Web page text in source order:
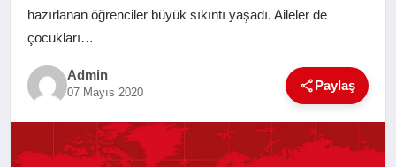
EĞITIM
hazırlanan öğrenciler büyük sıkıntı yaşadı. Aileler de
çocukları…
Admin
07 Mayıs 2020 Paylaş